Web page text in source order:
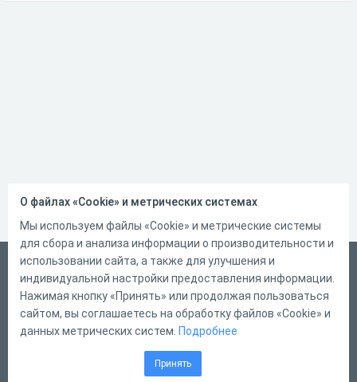
Русский
Справка
Форма обратной связи
О файлах «Cookie» и метрических системах
Мы используем файлы «Cookie» и метрические системы
для сбора и анализа информации о производительности и
использовании сайта, а также для улучшения и
индивидуальной настройки предоставления информации.
Нажимая кнопку «Принять» или продолжая пользоваться
сайтом, вы соглашаетесь на обработку файлов «Cookie» и
данных метрических систем. Подробнее
Принять